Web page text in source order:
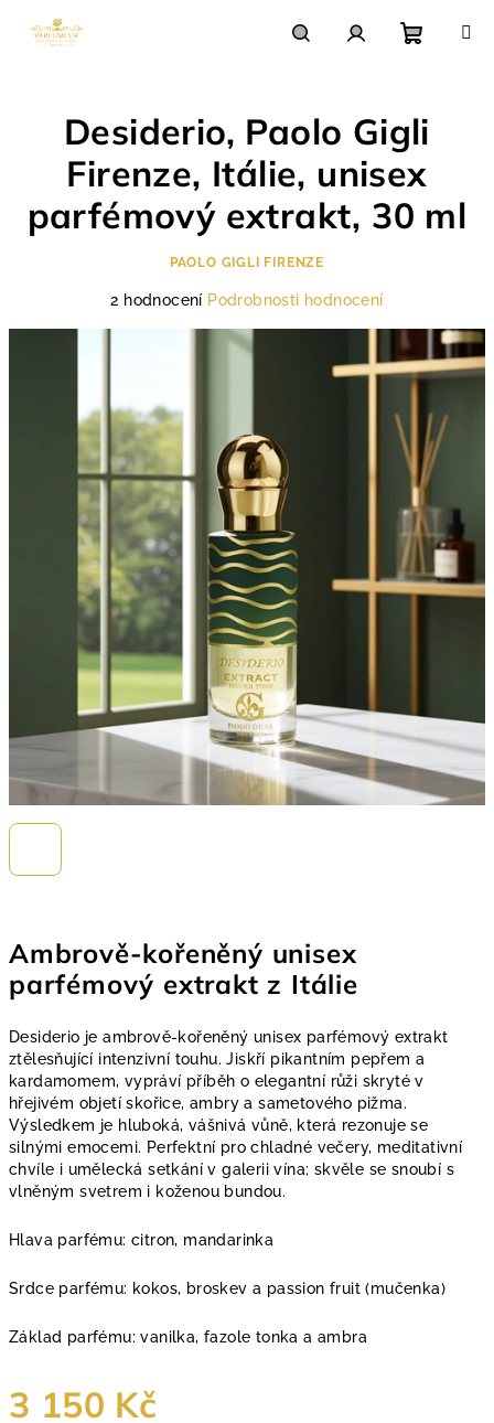
košík
Ambrově-kořeněný unisex
parfémový extrakt z Itálie
Desiderio je ambrově-kořeněný unisex parfémový extrakt
ztělesňující intenzivní touhu. Jiskří pikantním pepřem a
kardamomem, vypráví příběh o elegantní růži skryté v
hřejivém objetí skořice, ambry a sametového pižma.
Výsledkem je hluboká, vášnivá vůně, která rezonuje se
silnými emocemi. Perfektní pro chladné večery, meditativní
chvíle i umělecká setkání v galerii vína; skvěle se snoubí s
vlněným svetrem i koženou bundou.
Hlava parfému: citron, mandarinka
Srdce parfému: kokos, broskev a passion fruit (mučenka)
Základ parfému: vanilka, fazole tonka a ambra
3 150 Kč
Desiderio, Paolo Gigli
Firenze, Itálie, unisex
parfémový extrakt, 30 ml
PAOLO GIGLI FIRENZE
Průměrné
z
5
hvězdiček.
2 hodnocení Podrobnosti hodnocení